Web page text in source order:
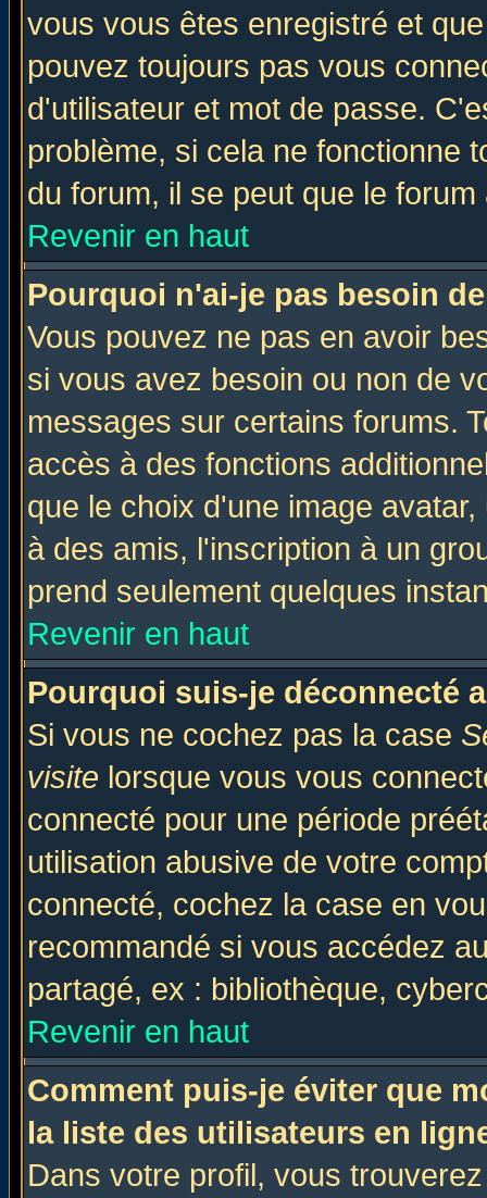
vous vous êtes enregistré et
pouvez toujours pas vous
d'utilisateur et mot de passe.
problème, si cela ne fonctionne
du forum, il se peut que le
Revenir en haut
Pourquoi n'ai-je pas besoin
Vous pouvez ne pas en avoir
si vous avez besoin ou non de
messages sur certains forums.
accès à des fonctions
que le choix d'une image
à des amis, l'inscription à un
prend seulement quelques
Revenir en haut
Pourquoi suis-je déconnecté
Si vous ne cochez pas la case
visite lorsque vous vous
connecté pour une période
utilisation abusive de votre
connecté, cochez la case en
recommandé si vous accédez
partagé, ex : bibliothèque,
Revenir en haut
Comment puis-je éviter que
la liste des utilisateurs en
Dans votre profil, vous